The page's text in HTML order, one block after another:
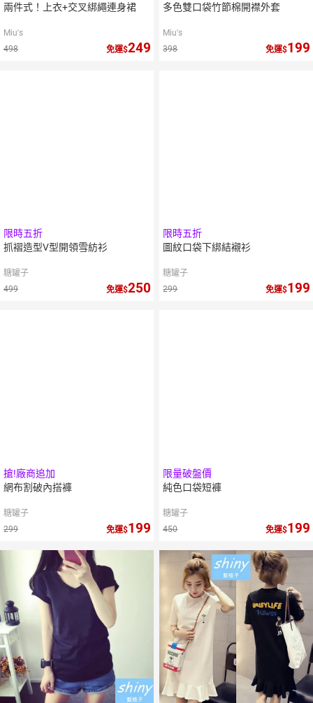
兩件式！上衣+交叉綁繩連身裙
Miu's
498
免運 249
多色雙口袋竹節棉開襟外套
Miu's
398
免運 199
限時五折
抓褶造型V型開領雪紡衫
糖罐子
499
免運 250
限時五折
圖紋口袋下綁結襯衫
糖罐子
299
免運 199
搶!廠商追加
網布割破內搭褲
糖罐子
299
免運 199
限量破盤價
純色口袋短褲
糖罐子
450
免運 199